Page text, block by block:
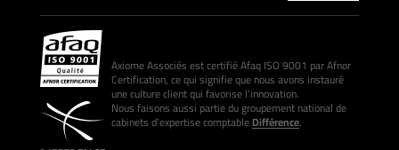
Axiome Associés est certifié Afaq ISO 9001 par Afnor
Certification, ce qui signifie que nous avons instauré
une culture client qui favorise l’innovation.
Nous faisons aussi partie du groupement national de
cabinets d’expertise comptableDifférence.